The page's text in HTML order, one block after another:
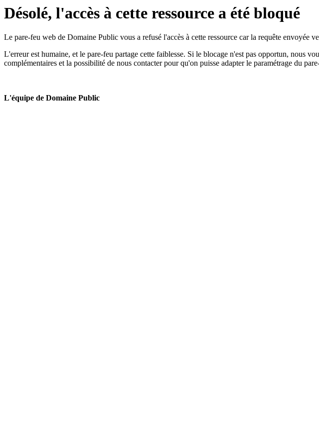
Désolé, l'accès à cette ressource a été bloqué
Le pare-feu web de Domaine Public vous a refusé l'accès à cette ressource car la requête envoyée
L'erreur est humaine, et le pare-feu partage cette faiblesse. Si le blocage n'est pas opportun, nous
complémentaires et la possibilité de nous contacter pour qu'on puisse adapter le paramétrage du
L'équipe de Domaine Public